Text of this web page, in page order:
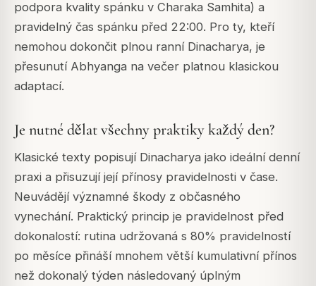
podpora kvality spánku v Charaka Samhita) a
pravidelný čas spánku před 22:00. Pro ty, kteří
nemohou dokončit plnou ranní Dinacharya, je
přesunutí Abhyanga na večer platnou klasickou
adaptací.
Je nutné dělat všechny praktiky každý den?
Klasické texty popisují Dinacharya jako ideální denní
praxi a přisuzují její přínosy pravidelnosti v čase.
Neuvádějí významné škody z občasného
vynechání. Praktický princip je pravidelnost před
dokonalostí: rutina udržovaná s 80% pravidelností
po měsíce přináší mnohem větší kumulativní přínos
než dokonalý týden následovaný úplným